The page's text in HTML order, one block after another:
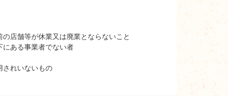
店舗等が休業又は廃業とならないこと
にある事業者でない者
れいないもの